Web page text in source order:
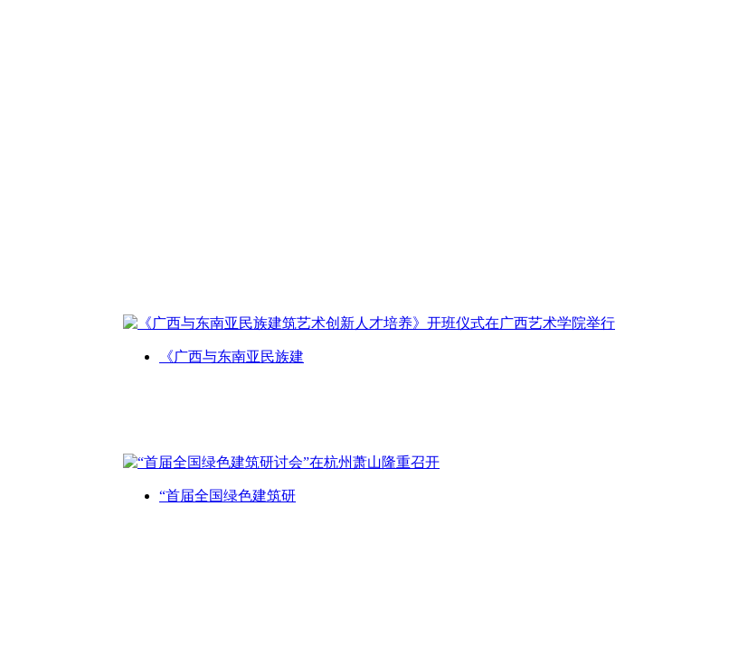
《广西与东南亚民族建
“首届全国绿色建筑研